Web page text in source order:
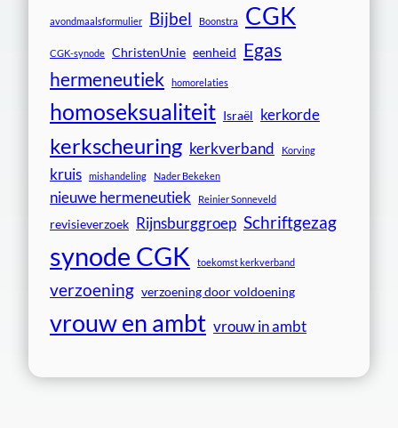
avondmaalsformulier Bijbel Boonstra CGK
CGK-synode ChristenUnie eenheid Egas
hermeneutiek
homorelaties
homoseksualiteit Israël kerkorde
kerkscheuring kerkverband Korving
kruis mishandeling Nader Bekeken
nieuwe hermeneutiek Reinier Sonneveld
revisieverzoek Rijnsburggroep Schriftgezag
synode CGK toekomst kerkverband
verzoening verzoening door voldoening
vrouw en ambt vrouw in ambt